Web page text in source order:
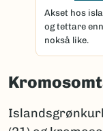
Akset hos
og tettare
nokså like.